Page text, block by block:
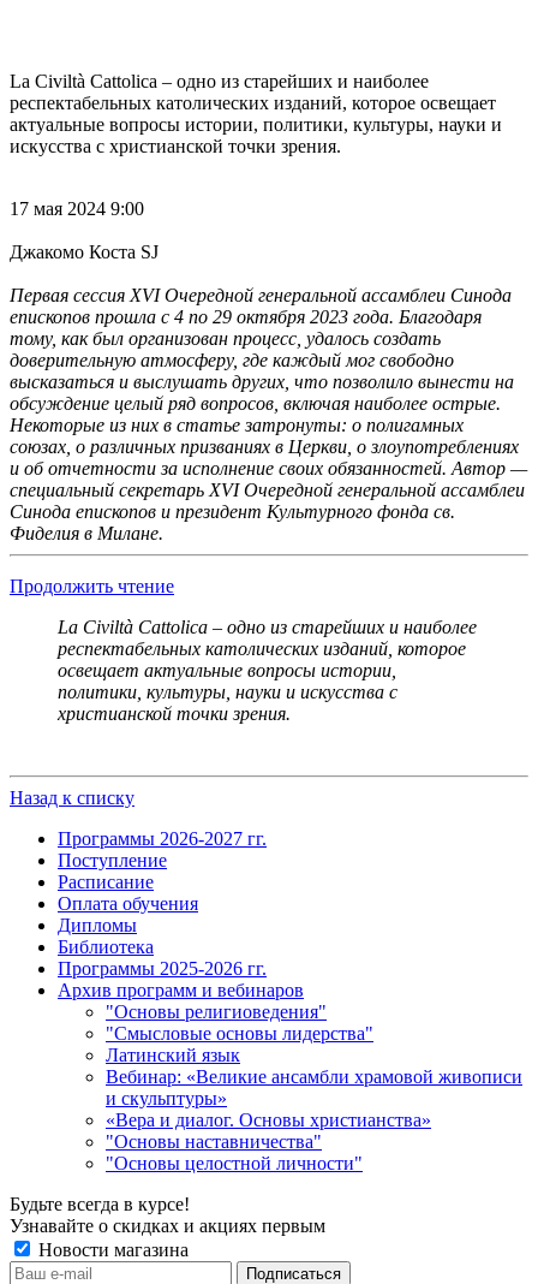
La Civiltà Cattolica – одно из старейших и наиболее
респектабельных католических изданий, которое освещает
актуальные вопросы истории, политики, культуры, науки и
искусства с христианской точки зрения.
17 мая 2024 9:00
Джакомо Коста SJ
Первая сессия XVI Очередной генеральной ассамблеи Синода
епископов прошла с 4 по 29 октября 2023 года. Благодаря
тому, как был организован процесс, удалось создать
доверительную атмосферу, где каждый мог свободно
высказаться и выслушать других, что позволило вынести на
обсуждение целый ряд вопросов, включая наиболее острые.
Некоторые из них в статье затронуты: о полигамных
союзах, о различных призваниях в Церкви, о злоупотреблениях
и об отчетности за исполнение своих обязанностей. Автор —
специальный секретарь XVI Очередной генеральной ассамблеи
Синода епископов и президент Культурного фонда св.
Фиделия в Милане.
Продолжить чтение
La Civiltà Cattolica – одно из старейших и наиболее
респектабельных католических изданий, которое
освещает актуальные вопросы истории,
политики, культуры, науки и искусства с
христианской точки зрения.
Назад к списку
Программы 2026-2027 гг.
Поступление
Расписание
Оплата обучения
Дипломы
Библиотека
Программы 2025-2026 гг.
Архив программ и вебинаров
"Основы религиоведения"
"Смысловые основы лидерства"
Латинский язык
Вебинар: «Великие ансамбли храмовой живописи
и скульптуры»
«Вера и диалог. Основы христианства»
"Основы наставничества"
"Основы целостной личности"
Будьте всегда в курсе!
Узнавайте о скидках и акциях первым
Новости магазина